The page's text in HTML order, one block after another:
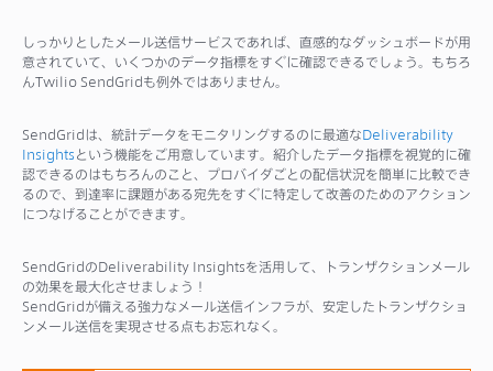
しっかりとしたメール送信サービスであれば、直感的なダッシュボードが用
意されていて、いくつかのデータ指標をすぐに確認できるでしょう。もちろ
んTwilio SendGridも例外ではありません。
SendGridは、統計データをモニタリングするのに最適なDeliverability
Insightsという機能をご用意しています。紹介したデータ指標を視覚的に確
認できるのはもちろんのこと、プロバイダごとの配信状況を簡単に比較でき
るので、到達率に課題がある宛先をすぐに特定して改善のためのアクション
につなげることができます。
SendGridのDeliverability Insightsを活用して、トランザクションメール
の効果を最大化させましょう！
SendGridが備える強力なメール送信インフラが、安定したトランザクショ
ンメール送信を実現させる点もお忘れなく。